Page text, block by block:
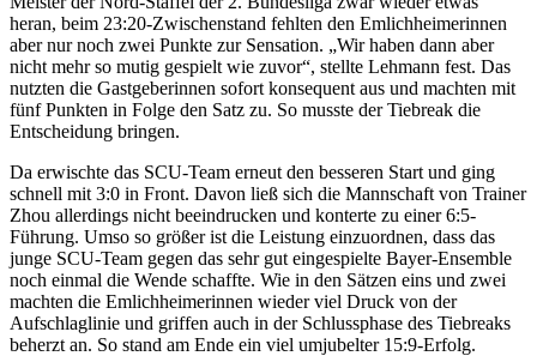
heran, beim 23:20-Zwischenstand fehlten den Emlichheimerinnen
aber nur noch zwei Punkte zur Sensation. „Wir haben dann aber
nicht mehr so mutig gespielt wie zuvor“, stellte Lehmann fest. Das
nutzten die Gastgeberinnen sofort konsequent aus und machten mit
fünf Punkten in Folge den Satz zu. So musste der Tiebreak die
Entscheidung bringen.
Da erwischte das SCU-Team erneut den besseren Start und ging
schnell mit 3:0 in Front. Davon ließ sich die Mannschaft von Trainer
Zhou allerdings nicht beeindrucken und konterte zu einer 6:5-
Führung. Umso so größer ist die Leistung einzuordnen, dass das
junge SCU-Team gegen das sehr gut eingespielte Bayer-Ensemble
noch einmal die Wende schaffte. Wie in den Sätzen eins und zwei
machten die Emlichheimerinnen wieder viel Druck von der
Aufschlaglinie und griffen auch in der Schlussphase des Tiebreaks
beherzt an. So stand am Ende ein viel umjubelter 15:9-Erfolg.